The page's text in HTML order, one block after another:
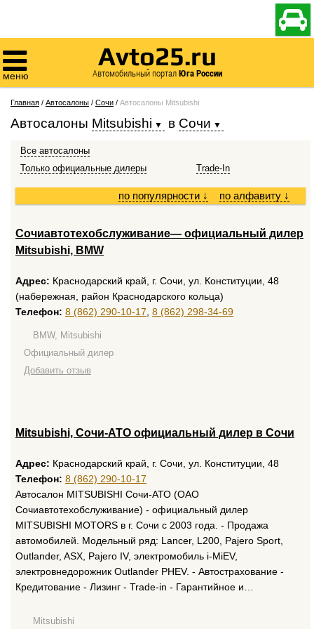


меню
Avto25.ru
Автомобильный порталЮга России
Главная / Автосалоны / Сочи / Автосалоны Mitsubishi
Автосалоны Mitsubishi в Сочи
Все автосалоны
Только официальные дилеры
Trade-In
по алфавиту ↓
по популярности ↓
Сочиавтотехобслуживание— официальный дилер
Mitsubishi, BMW
Адрес: Краснодарский край, г. Сочи, ул. Конституции, 48
(набережная, район Краснодарского кольца)
Телефон: 8 (862) 290-10-17 8 (862) 298-34-69
BMW, Mitsubishi
Официальный дилер
Добавить отзыв
Mitsubishi, Сочи-АТО официальный дилер в Сочи
Адрес: Краснодарский край, г. Сочи, ул. Конституции, 48
Телефон: 8 (862) 290-10-17
Автосалон MITSUBISHI Сочи-АТО (ОАО
Сочиавтотехобслуживание) - официальный дилер
MITSUBISHI MOTORS в г. Сочи с 2003 года. - Продажа
автомобилей. Модельный ряд: Lancer, L200, Pajero Sport,
Outlander, ASX, Pajero IV, электромобиль i-MiEV,
электровнедорожник Outlander PHEV. - Автострахование -
Кредитование - Лизинг - Trade-in - Гарантийное и…
Mitsubishi